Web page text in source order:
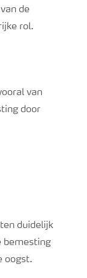
de
rol.
van
door
duidelijk
bemesting
oogst.